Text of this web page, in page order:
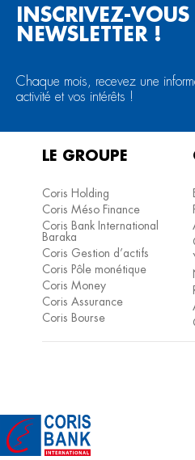
INSCRIVEZ-
NEWSLETTER !
Chaque mois, recevez une
activité et vos intérêts !
LE GROUPE
Coris Holding
Coris Méso Finance
Coris Bank International
Baraka
Coris Gestion d’actifs
Coris Pôle monétique
Coris Money
Coris Assurance
Coris Bourse